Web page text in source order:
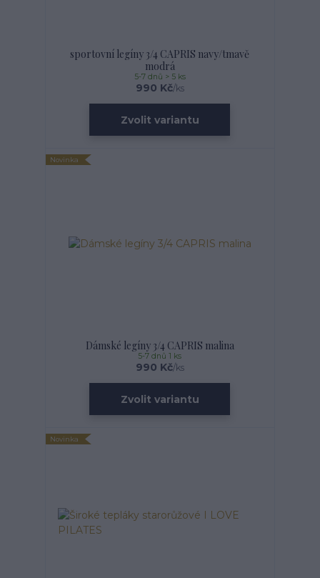
sportovní legíny 3/4 CAPRIS navy/tmavě
modrá
990 Kč/ks
5-7 dnů > 5 ks
Zvolit variantu
Novinka
Dámské legíny 3/4 CAPRIS malina
990 Kč/ks
5-7 dnů 1 ks
Zvolit variantu
Novinka